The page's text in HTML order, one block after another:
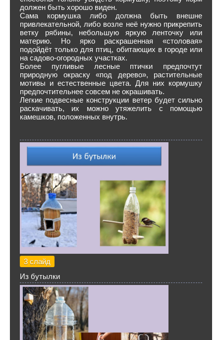
должен быть хорошо виден.
Сама кормушка либо должна быть внешне
привлекательной, либо возле неё нужно прикрепить
ветку рябины, небольшую яркую ленточку или
материю. Но ярко раскрашенная «столовая»
подойдёт только для птиц, обитающих в городе или
на садово-огородных участках.
Более пугливые лесные птички предпочтут
природную окраску «под дерево», растительные
мотивы и естественные цвета. Для них кормушку
предпочтительнее совсем не окрашивать.
Легкие подвесные конструкции ветер будет сильно
раскачивать, их можно утяжелить с помощью
камешков, положенных внутрь.
3 слайд
Из бутылки